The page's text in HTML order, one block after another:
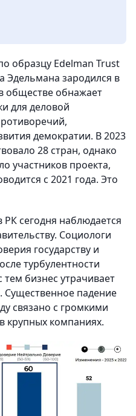
образцу Edelman Trust
Эдельмана зародился в
обществе обнажает
для деловой
демократии. В 2023
28 стран, однако
участников проекта,
с 2021 года. Это
сегодня наблюдается
Социологи
государству и
турбулентности
тем бизнес утрачивает
Существенное падение
связано с громкими
крупных компаниях.